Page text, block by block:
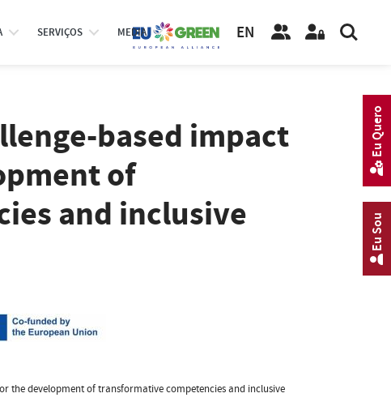
SERVIÇOS MEDIA EN
based impact
of
and inclusive
the development of transformative competencies and inclusive
Eu Sou
Eu Quero